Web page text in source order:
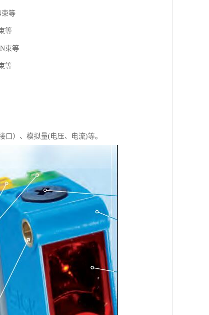
束等
等
束等
等
口）、模拟量(电压、电流)等。